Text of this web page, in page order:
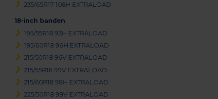
235/65R17 108H EXTRALOAD
18-inch banden
195/55R18 93H EXTRALOAD
195/60R18 96H EXTRALOAD
215/50R18 96V EXTRALOAD
215/55R18 99V EXTRALOAD
215/60R18 98H EXTRALOAD
225/50R18 99V EXTRALOAD